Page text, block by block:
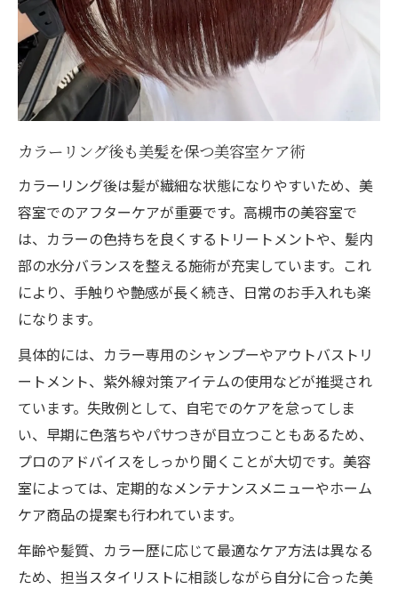
カラーリング後も美髪を保つ美容室ケア術
カラーリング後は髪が繊細な状態になりやすいため、美
容室でのアフターケアが重要です。高槻市の美容室で
は、カラーの色持ちを良くするトリートメントや、髪内
部の水分バランスを整える施術が充実しています。これ
により、手触りや艶感が長く続き、日常のお手入れも楽
になります。
具体的には、カラー専用のシャンプーやアウトバストリ
ートメント、紫外線対策アイテムの使用などが推奨され
ています。失敗例として、自宅でのケアを怠ってしま
い、早期に色落ちやパサつきが目立つこともあるため、
プロのアドバイスをしっかり聞くことが大切です。美容
室によっては、定期的なメンテナンスメニューやホーム
ケア商品の提案も行われています。
年齢や髪質、カラー歴に応じて最適なケア方法は異なる
ため、担当スタイリストに相談しながら自分に合った美
ご予約はこちら
ご予約はこちら